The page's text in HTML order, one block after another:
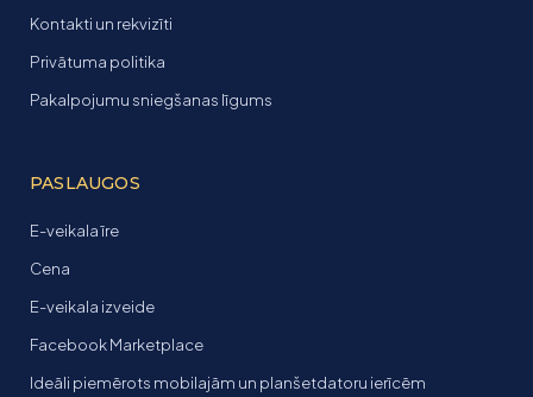
Kontakti un rekvizīti
Privātuma politika
Pakalpojumu sniegšanas līgums
PASLAUGOS
E-veikala īre
Cena
E-veikala izveide
Facebook Marketplace
Ideāli piemērots mobilajām un planšetdatoru ierīcēm